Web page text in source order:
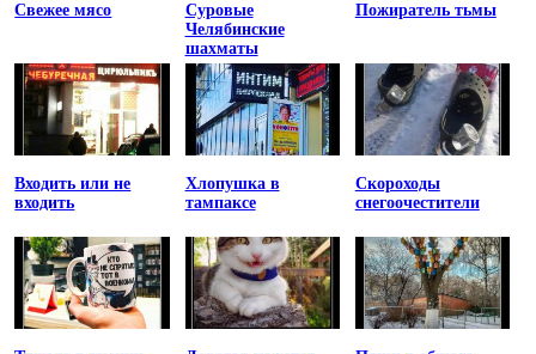
Свежее мясо
Суровые
Челябинские
шахматы
Пожиратель тьмы
Входить или не
входить
Хлопушка в
тампаксе
Скороходы
снегоочестители